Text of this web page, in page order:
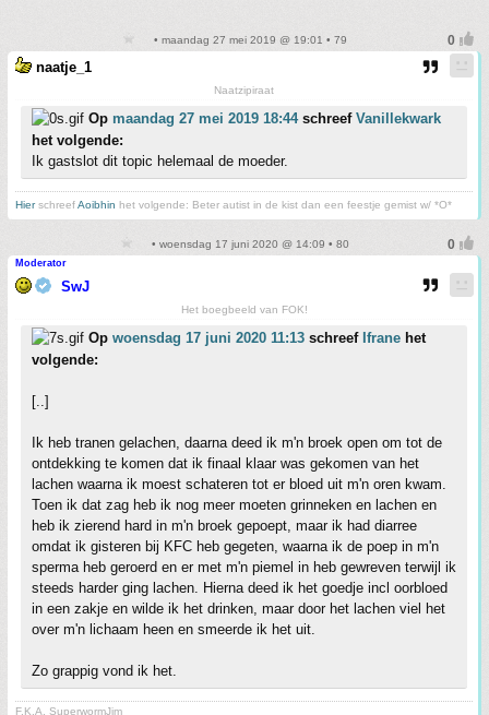
• maandag 27 mei 2019 @ 19:01 • 79
naatje_1
Naatzipiraat
Op maandag 27 mei 2019 18:44schreef Vanillekwark
het volgende:
Ik gastslot dit topic helemaal de moeder.
HierschreefAoibhin het volgende: Beter autist in de kist dan een feestje gemist w/ *O*
• woensdag 17 juni 2020 @ 14:09 • 80
Moderator
SwJ
Het boegbeeld van FOK!
Op woensdag 17 juni 2020 11:13 schreef Ifrane het
volgende:
[..]
Ik heb tranen gelachen, daarna deed ik m'n broek open om tot de
ontdekking te komen dat ik finaal klaar was gekomen van het
lachen waarna ik moest schateren tot er bloed uit m'n oren kwam.
Toen ik dat zag heb ik nog meer moeten grinneken en lachen en
heb ik zierend hard in m'n broek gepoept, maar ik had diarree
omdat ik gisteren bij KFC heb gegeten, waarna ik de poep in m'n
sperma heb geroerd en er met m'n piemel in heb gewreven terwijl ik
steeds harder ging lachen. Hierna deed ik het goedje incl oorbloed
in een zakje en wilde ik het drinken, maar door het lachen viel het
over m'n lichaam heen en smeerde ik het uit.
Zo grappig vond ik het.
F.K.A. SuperwormJim